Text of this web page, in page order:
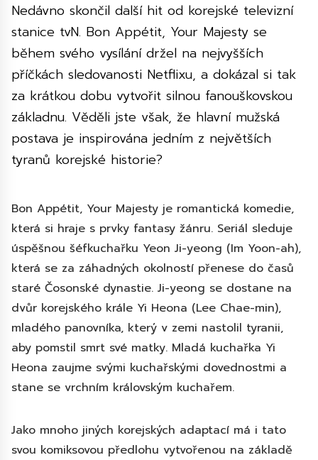
Nedávno skončil další hit od korejské televizní
stanice tvN. Bon Appétit, Your Majesty se
během svého vysílání držel na nejvyšších
příčkách sledovanosti Netflixu, a dokázal si tak
za krátkou dobu vytvořit silnou fanouškovskou
základnu. Věděli jste však, že hlavní mužská
postava je inspirována jedním z největších
tyranů korejské historie?
Bon Appétit, Your Majesty je romantická komedie,
která si hraje s prvky fantasy žánru. Seriál sleduje
úspěšnou šéfkuchařku Yeon Ji-yeong (Im Yoon-ah),
která se za záhadných okolností přenese do časů
staré Čosonské dynastie. Ji-yeong se dostane na
dvůr korejského krále Yi Heona (Lee Chae-min),
mladého panovníka, který v zemi nastolil tyranii,
aby pomstil smrt své matky. Mladá kuchařka Yi
Heona zaujme svými kuchařskými dovednostmi a
stane se vrchním královským kuchařem.
Jako mnoho jiných korejských adaptací má i tato
svou komiksovou předlohu vytvořenou na základě